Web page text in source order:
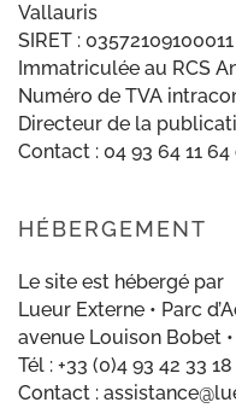
Vallauris
SIRET : 03572109100011
Immatriculée au RCS
Numéro de TVA
Directeur de la
Contact : 04 93 64 11
HÉBERGEMENT
Le site est hébergé par
Lueur Externe • Parc
avenue Louison Bobet •
Tél : +33 (0)4 93 42 33 18
Contact :